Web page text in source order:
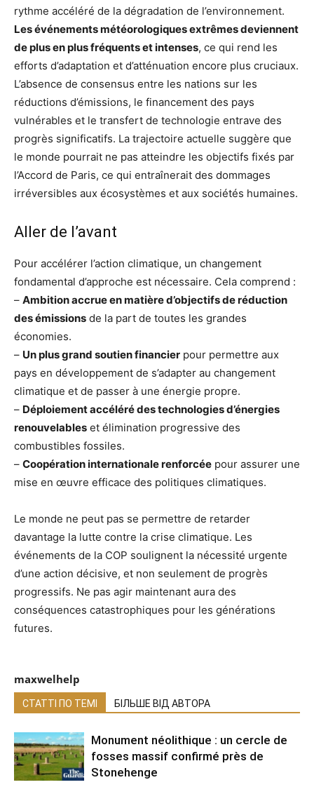
rythme accéléré de la dégradation de l’environnement.
Les événements météorologiques extrêmes deviennent
de plus en plus fréquents et intenses, ce qui rend les
efforts d’adaptation et d’atténuation encore plus cruciaux.
L’absence de consensus entre les nations sur les
réductions d’émissions, le financement des pays
vulnérables et le transfert de technologie entrave des
progrès significatifs. La trajectoire actuelle suggère que
le monde pourrait ne pas atteindre les objectifs fixés par
l’Accord de Paris, ce qui entraînerait des dommages
irréversibles aux écosystèmes et aux sociétés humaines.
Aller de l’avant
Pour accélérer l’action climatique, un changement
fondamental d’approche est nécessaire. Cela comprend :
– Ambition accrue en matière d’objectifs de réduction
des émissions de la part de toutes les grandes
économies.
– Un plus grand soutien financier pour permettre aux
pays en développement de s’adapter au changement
climatique et de passer à une énergie propre.
– Déploiement accéléré des technologies d’énergies
renouvelables et élimination progressive des
combustibles fossiles.
– Coopération internationale renforcée pour assurer une
mise en œuvre efficace des politiques climatiques.
Le monde ne peut pas se permettre de retarder
davantage la lutte contre la crise climatique. Les
événements de la COP soulignent la nécessité urgente
d’une action décisive, et non seulement de progrès
progressifs. Ne pas agir maintenant aura des
conséquences catastrophiques pour les générations
futures.
maxwelhelp
СТАТТІ ПО ТЕМІ БІЛЬШЕ ВІД АВТОРА
Monument néolithique : un cercle de
fosses massif confirmé près de
Stonehenge